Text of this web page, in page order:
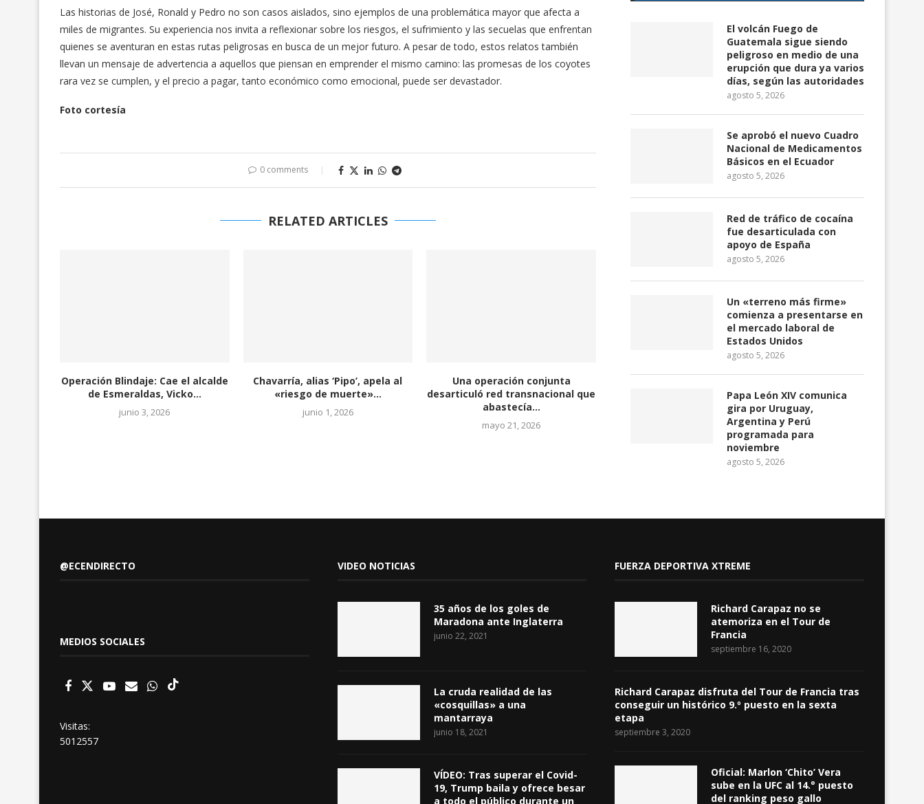
Las historias de José, Ronald y Pedro no son casos aislados, sino ejemplos de una problemática mayor que afecta a
miles de migrantes. Su experiencia nos invita a reflexionar sobre los riesgos, el sufrimiento y las secuelas que enfrentan
quienes se aventuran en estas rutas peligrosas en busca de un mejor futuro. A pesar de todo, estos relatos también
llevan un mensaje de advertencia a aquellos que piensan en emprender el mismo camino: las promesas de los coyotes
rara vez se cumplen, y el precio a pagar, tanto económico como emocional, puede ser devastador.
Foto cortesía
0 comments
RELATED ARTICLES
Operación Blindaje: Cae el alcalde
de Esmeraldas, Vicko...
junio 3, 2026
Chavarría, alias ‘Pipo’, apela al
«riesgo de muerte»...
junio 1, 2026
Una operación conjunta
desarticuló red transnacional que
abastecía...
mayo 21, 2026
El volcán Fuego de
Guatemala sigue siendo
peligroso en medio de una
erupción que dura ya varios
días, según las autoridades
agosto 5, 2026
Se aprobó el nuevo Cuadro
Nacional de Medicamentos
Básicos en el Ecuador
agosto 5, 2026
Red de tráfico de cocaína
fue desarticulada con
apoyo de España
agosto 5, 2026
Un «terreno más firme»
comienza a presentarse en
el mercado laboral de
Estados Unidos
agosto 5, 2026
Papa León XIV comunica
gira por Uruguay,
Argentina y Perú
programada para
noviembre
agosto 5, 2026
@ECENDIRECTO
MEDIOS SOCIALES
Visitas:
5012557
VIDEO NOTICIAS
35 años de los goles de
Maradona ante Inglaterra
junio 22, 2021
La cruda realidad de las
«cosquillas» a una
mantarraya
junio 18, 2021
VÍDEO: Tras superar el Covid-
19, Trump baila y ofrece besar
a todo el público durante un
FUERZA DEPORTIVA XTREME
Richard Carapaz no se
atemoriza en el Tour de
Francia
septiembre 16, 2020
Richard Carapaz disfruta del Tour de Francia tras
conseguir un histórico 9.º puesto en la sexta
etapa
septiembre 3, 2020
Oficial: Marlon ‘Chito’ Vera
sube en la UFC al 14.° puesto
del ranking peso gallo